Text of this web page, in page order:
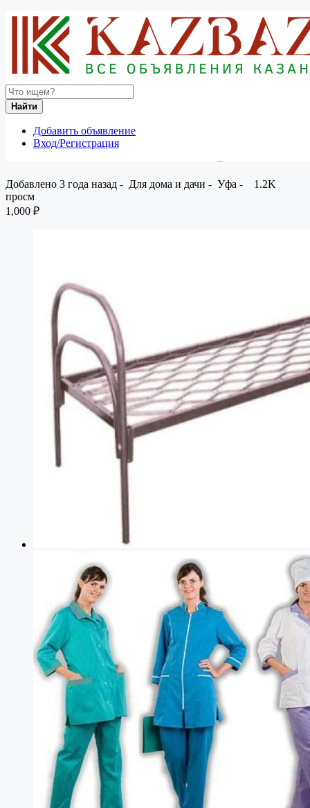
Найти
Добавить объявление
Вход/Регистрация
Россия
Для дома и дачи
Мебель и интерьер
Металлическая мебель и мебель на металлокаркасе
Вернуться к результатам
Металлическая мебель и
мебель на металлокаркасе
Добавлено 3 года назад - Для дома и дачи - Уфа -
1.2K
просм
1,000 ₽